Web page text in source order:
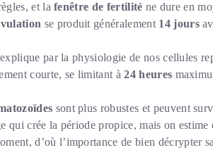
et lafenêtre de fertilité ne dure en
se produit généralement 14 jours
par la physiologie de nos cellules
courte, se limitant à24 heures
sont plus robustes et peuvent
qui crée la période propice, mais on estime
d’où l’importance de bien décrypter sa